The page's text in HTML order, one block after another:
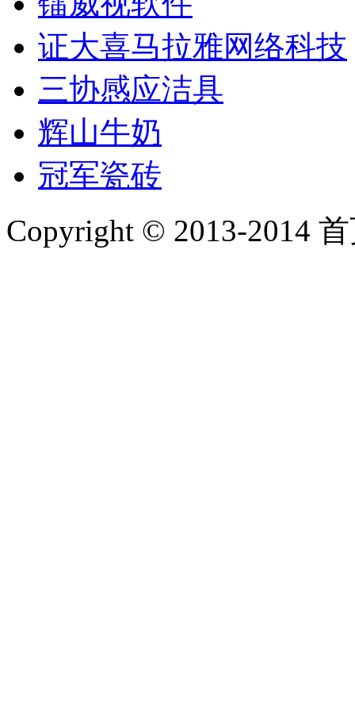
证大喜马拉雅网络科技
三协感应洁具
辉山牛奶
冠军瓷砖
Copyright © 2013-2014